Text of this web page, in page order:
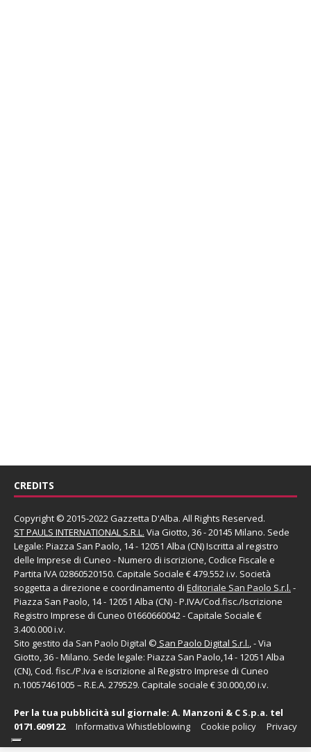
CREDITS
Copyright © 2015-2022 Gazzetta D'Alba. All Rights Reserved.
ST PAULS INTERNATIONAL S.R.L. Via Giotto, 36 - 20145 Milano. Sede
Legale: Piazza San Paolo, 14 - 12051 Alba (CN) Iscritta al registro
delle Imprese di Cuneo - Numero di iscrizione, Codice Fiscale e
Partita IVA 02860520150. Capitale Sociale € 479.552 i.v. Società
soggetta a direzione e coordinamento di Editoriale San Paolo S.r.l. -
Piazza San Paolo, 14 - 12051 Alba (CN) - P.IVA/Cod.fisc./Iscrizione
Registro Imprese di Cuneo 01660660042 - Capitale Sociale €
3.400.000 i.v.
Sito gestito da San Paolo Digital © San Paolo Digital S.r.l., - Via
Giotto, 36 - Milano. Sede legale: Piazza San Paolo,14 - 12051 Alba
(CN), Cod. fisc./P.Iva e iscrizione al Registro Imprese di Cuneo
n.10057461005 – R.E.A. 279529. Capitale sociale € 30.000,00 i.v.
Per la tua pubblicità sul giornale: A. Manzoni & C S.p.a. tel
0171.609122
Privacy
Cookie policy
Informativa Whistleblowing